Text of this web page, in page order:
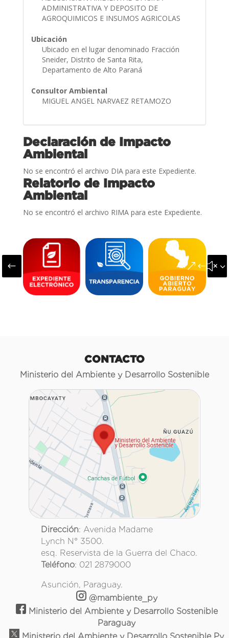
ADMINISTRATIVA Y DEPOSITO DE
AGROQUIMICOS E INSUMOS AGRICOLAS
Ubicación
Ubicado en el lugar denominado Fracción
Sneider, Distrito de Santa Rita,
Departamento de Alto Paraná
Consultor Ambiental
MIGUEL ANGEL NARVAEZ RETAMOZO
Declaración de Impacto
Ambiental
No se encontró el archivo DIA para este Expediente.
Relatorio de Impacto
Ambiental
No se encontró el archivo RIMA para este Expediente.
#
CONTACTO
Ministerio del Ambiente y Desarrollo Sostenible
Dirección: Avenida Madame
Lynch N° 3500.
esq. Reservista de la Guerra del Chaco.
Teléfono: 021 2879000
Asunción, Paraguay.
@mambiente_py
Ministerio del Ambiente y Desarrollo Sostenible
Paraguay